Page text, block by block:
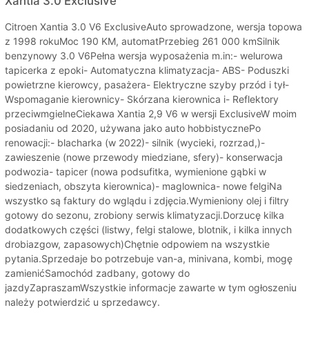
Citroen Xantia 3.0 V6 ExclusiveAuto sprowadzone, wersja topowa
z 1998 rokuMoc 190 KM, automatPrzebieg 261 000 kmSilnik
benzynowy 3.0 V6Pełna wersja wyposażenia m.in:- welurowa
tapicerka z epoki- Automatyczna klimatyzacja- ABS- Poduszki
powietrzne kierowcy, pasażera- Elektryczne szyby przód i tył-
Wspomaganie kierownicy- Skórzana kierownica i- Reflektory
przeciwmgielneCiekawa Xantia 2,9 V6 w wersji ExclusiveW moim
posiadaniu od 2020, używana jako auto hobbistycznePo
renowacji:- blacharka (w 2022)- silnik (wycieki, rozrzad,)-
zawieszenie (nowe przewody miedziane, sfery)- konserwacja
podwozia- tapicer (nowa podsufitka, wymienione gąbki w
siedzeniach, obszyta kierownica)- maglownica- nowe felgiNa
wszystko są faktury do wglądu i zdjęcia.Wymieniony olej i filtry
gotowy do sezonu, zrobiony serwis klimatyzacji.Dorzucę kilka
dodatkowych części (listwy, felgi stalowe, blotnik, i kilka innych
drobiazgow, zapasowych)Chętnie odpowiem na wszystkie
pytania.Sprzedaje bo potrzebuje van-a, minivana, kombi, mogę
zamienićSamochód zadbany, gotowy do
jazdyZapraszamWszystkie informacje zawarte w tym ogłoszeniu
należy potwierdzić u sprzedawcy.